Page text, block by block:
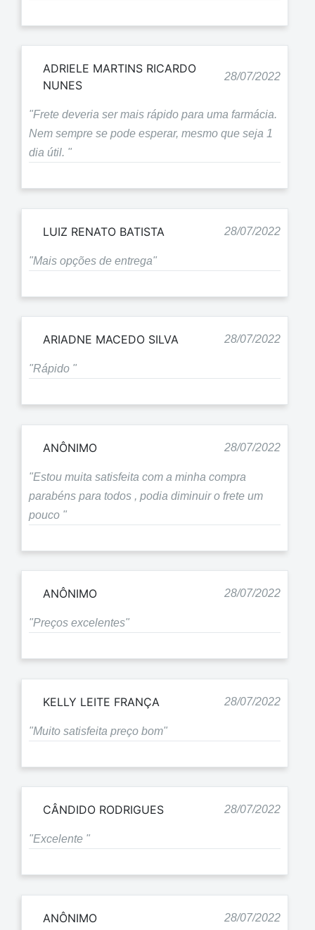
ADRIELE MARTINS RICARDO
NUNES
28/07/2022
"Frete deveria ser mais rápido para uma farmácia.
Nem sempre se pode esperar, mesmo que seja 1
dia útil. "
LUIZ RENATO BATISTA 28/07/2022
"Mais opções de entrega"
ARIADNE MACEDO SILVA 28/07/2022
"Rápido "
ANÔNIMO 28/07/2022
"Estou muita satisfeita com a minha compra
parabéns para todos , podia diminuir o frete um
pouco "
ANÔNIMO 28/07/2022
"Preços excelentes"
KELLY LEITE FRANÇA 28/07/2022
"Muito satisfeita preço bom"
CÂNDIDO RODRIGUES 28/07/2022
"Excelente "
ANÔNIMO 28/07/2022